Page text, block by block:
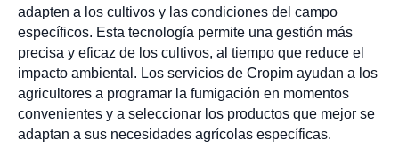
adapten a los cultivos y las condiciones del campo
específicos. Esta tecnología permite una gestión más
precisa y eficaz de los cultivos, al tiempo que reduce el
impacto ambiental. Los servicios de Cropim ayudan a los
agricultores a programar la fumigación en momentos
convenientes y a seleccionar los productos que mejor se
adaptan a sus necesidades agrícolas específicas.